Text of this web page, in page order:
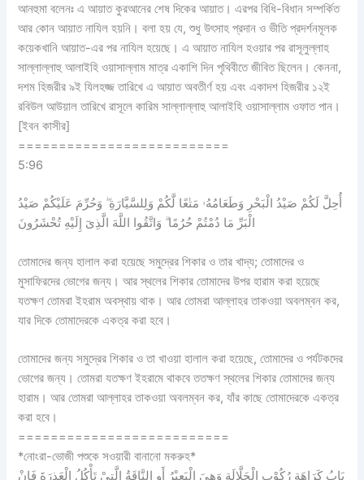
আনহুমা বলেনঃ এ আয়াত কুরআনের শেষ দিকের আয়াত। এরপর বিধি-বিধান সম্পর্কিত
আর কোন আয়াত নাযিল হয়নি। বলা হয় যে, শুধু উৎসাহ প্রদান ও ভীতি প্রদর্শনমূলক
কয়েকখানি আয়াত-এর পর নাযিল হয়েছে। এ আয়াত নাযিল হওয়ার পর রাসূলুল্লাহ
সাল্লাল্লাহু আলাইহি ওয়াসাল্লাম মাত্র একাশি দিন পৃথিবীতে জীবিত ছিলেন। কেননা,
দশম হিজরীর ৯ই যিলহজ্জ তারিখে এ আয়াত অবতীর্ণ হয় এবং একাদশ হিজরীর ১২ই
রবিউল আউয়াল তারিখে রাসূলে কারিম সাল্লাল্লাহু আলাইহি ওয়াসাল্লাম ওফাত পান।
[ইবন কাসীর]
==========================
5:96
أُحِلَّ لَكُمْ صَيْدُ الْبَحْرِ وَطَعَامُهُۥ مَتٰعًا لَّكُمْ وَلِلسَّيَّارَةِ ۖ وَحُرِّمَ عَلَيْكُمْ صَيْدُ
الْبَرِّ مَا دُمْتُمْ حُرُمًا ۗ وَاتَّقُوا اللَّهَ الَّذِىٓ إِلَيْهِ تُحْشَرُونَ
তোমাদের জন্য হালাল করা হয়েছে সমুদ্রের শিকার ও তার খাদ্য; তোমাদের ও
মুসাফিরদের ভোগের জন্য। আর স্থলের শিকার তোমাদের উপর হারাম করা হয়েছে
যতক্ষণ তোমরা ইহরাম অবস্থায় থাক। আর তোমরা আল্লাহর তাকওয়া অবলম্বন কর,
যার দিকে তোমাদেরকে একত্র করা হবে।
তোমাদের জন্য সমুদ্রের শিকার ও তা খাওয়া হালাল করা হয়েছে, তোমাদের ও পর্যটকদের
ভোগের জন্য। তোমরা যতক্ষণ ইহরামে থাকবে ততক্ষণ স্থলের শিকার তোমাদের জন্য
হারাম। আর তোমরা আল্লাহর তাকওয়া অবলম্বন কর, যাঁর কাছে তোমাদেরকে একত্র
করা হবে।
==========================
*নোংরা-ভোজী পশুকে সওয়ারী বানানো মকরুহ*
بَابُ كَرَاهَةِ رُكُوْبِ الْجَلَّالَةِ وَهِيَ الْبَعِيْرُ أَوِ النَّاقَةُ الَّتِيْ تَأْكُلُ الْعَذِرَةَ فَإِنْ